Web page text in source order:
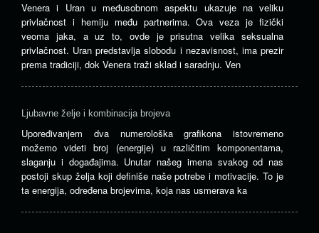
Venera i Uran u međusobnom aspektu ukazuje na veliku
privlačnost i hemiju među partnerima. Ova veza je fizički
veoma jaka, a uz to, ovde je prisutna velika seksualna
privlačnost. Uran predstavlja slobodu i nezavisnost, ima prezir
prema tradiciji, dok Venera traži sklad i saradnju. Ven
Ljubavne želje i kombinacija brojeva
Upoređivanjem dva numerološka grafikona istovremeno
možemo videti broj (energije) u različitim komponentama,
slaganju i događajima. Unutar našeg imena svakog od nas
postoji skup želja koji definiše naše potrebe i motivacije. To je
ta energija, određena brojevima, koja nas usmerava ka